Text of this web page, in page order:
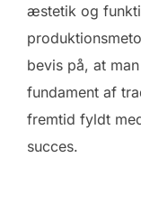
æstetik og
bevis på, at
fundament af
fremtid fyldt
succes.